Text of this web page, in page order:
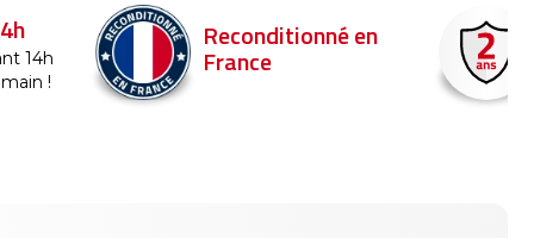
14h
!
Reconditionné en
France